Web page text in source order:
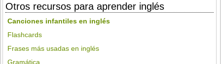
Otros recursos para aprender inglés
Canciones infantiles en inglés
Flashcards
Frases más usadas en inglés
Gramática